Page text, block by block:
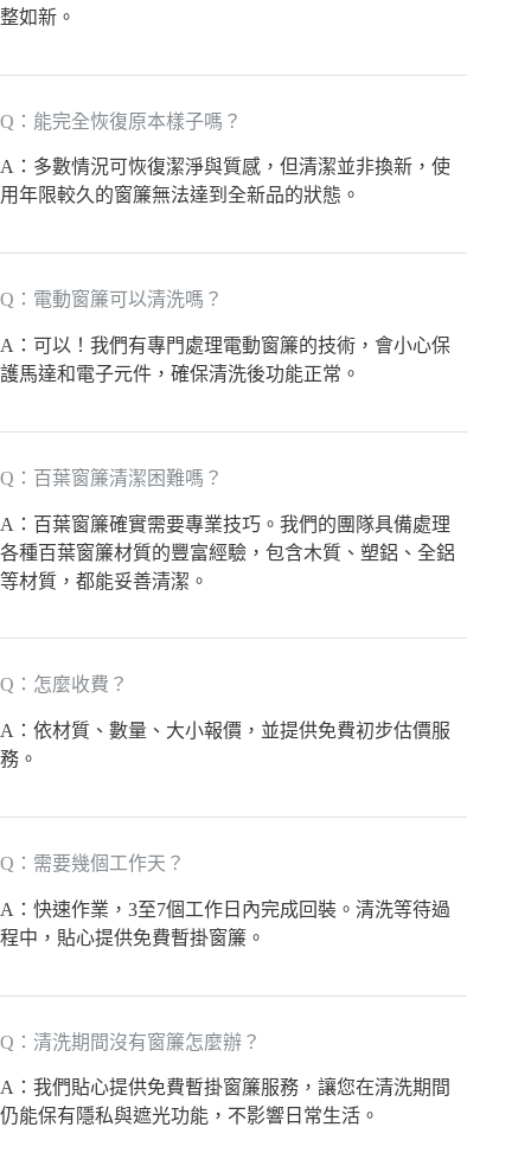
整如新。
Q：能完全恢復原本樣子嗎？
A：多數情況可恢復潔淨與質感，但清潔並非換新，使
用年限較久的窗簾無法達到全新品的狀態。
Q：電動窗簾可以清洗嗎？
A：可以！我們有專門處理電動窗簾的技術，會小心保
護馬達和電子元件，確保清洗後功能正常。
Q：百葉窗簾清潔困難嗎？
A：百葉窗簾確實需要專業技巧。我們的團隊具備處理
各種百葉窗簾材質的豐富經驗，包含木質、塑鋁、全鋁
等材質，都能妥善清潔。
Q：怎麼收費？
A：依材質、數量、大小報價，並提供免費初步估價服
務。
Q：需要幾個工作天？
A：快速作業，3至7個工作日內完成回裝。清洗等待過
程中，貼心提供免費暫掛窗簾。
Q：清洗期間沒有窗簾怎麼辦？
A：我們貼心提供免費暫掛窗簾服務，讓您在清洗期間
仍能保有隱私與遮光功能，不影響日常生活。